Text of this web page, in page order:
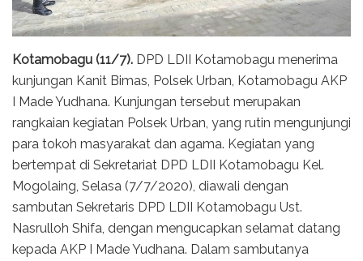
Kotamobagu (11/7). DPD LDII Kotamobagu menerima
kunjungan Kanit Bimas, Polsek Urban, Kotamobagu AKP
I Made Yudhana. Kunjungan tersebut merupakan
rangkaian kegiatan Polsek Urban, yang rutin mengunjungi
para tokoh masyarakat dan agama. Kegiatan yang
bertempat di Sekretariat DPD LDII Kotamobagu Kel.
Mogolaing, Selasa (7/7/2020), diawali dengan
sambutan Sekretaris DPD LDII Kotamobagu Ust.
Nasrulloh Shifa, dengan mengucapkan selamat datang
kepada AKP I Made Yudhana. Dalam sambutanya